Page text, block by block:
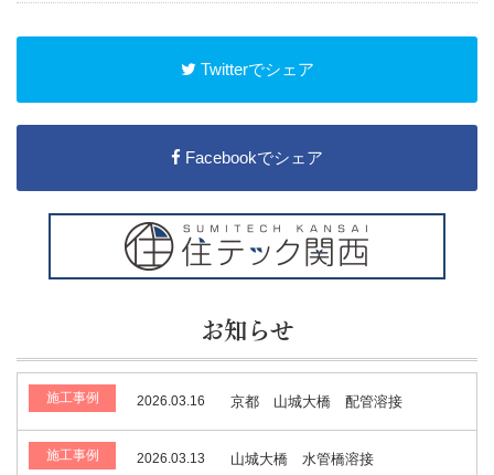
Twitterでシェア
Facebookでシェア
お知らせ
施工事例 2026.03.16 京都 山城大橋 配管溶接
施工事例 2026.03.13 山城大橋 水管橋溶接